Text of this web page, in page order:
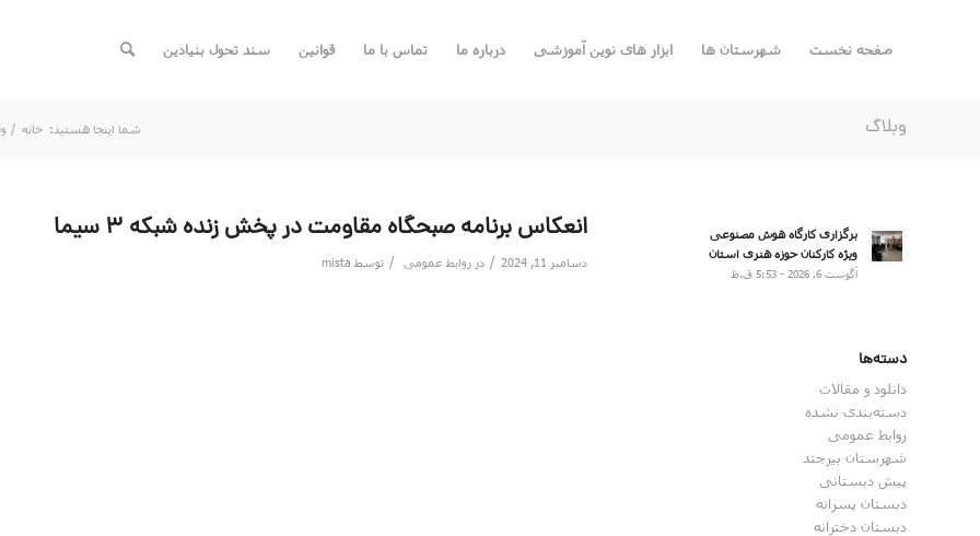
صفحه نخست شهرستان ها ابزار های نوین آموزشی درباره ما تماس با ما قوانین سند تحول بنیادین
وبلاگ شما اینجا هستید: خانه /
انعکاس برنامه صبحگاه مقاومت در پخش زنده شبکه 3 سیما
دسامبر 11, 2024 / در روابط عمومی / توسط mista
برگزاری کارگاه هوش مصنوعی
ویژه کارکنان حوزه هنری استان
آگوست 6, 2026 - 5:53 ق.ظ
دسته‌ها
دانلود و مقالات
دسته‌بندی نشده
روابط عمومی
شهرستان بیرجند
پیش دبستانی
دبستان پسرانه
دبستان دخترانه